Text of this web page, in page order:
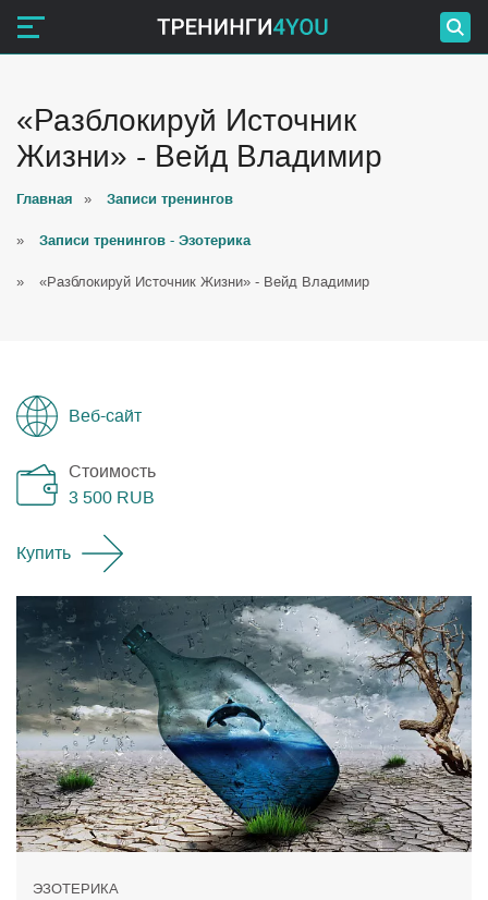
«Разблокируй Источник
Жизни» - Вейд Владимир
Главная » Записи тренингов
» Записи тренингов - Эзотерика
» «Разблокируй Источник Жизни» - Вейд Владимир
Веб-сайт
Стоимость
3 500 RUB
Купить
ЭЗОТЕРИКА